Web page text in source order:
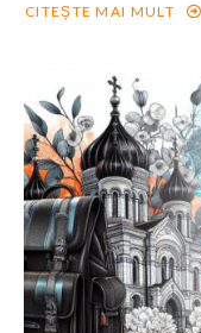
CITEȘTE MAI MULT